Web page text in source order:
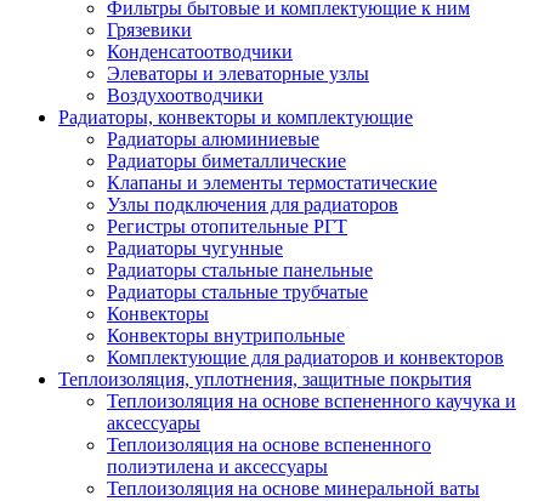
Фильтры бытовые и комплектующие к ним
Грязевики
Конденсатоотводчики
Элеваторы и элеваторные узлы
Воздухоотводчики
Радиаторы, конвекторы и комплектующие
Радиаторы алюминиевые
Радиаторы биметаллические
Клапаны и элементы термостатические
Узлы подключения для радиаторов
Регистры отопительные РГТ
Радиаторы чугунные
Радиаторы стальные панельные
Радиаторы стальные трубчатые
Конвекторы
Конвекторы внутрипольные
Комплектующие для радиаторов и конвекторов
Теплоизоляция, уплотнения, защитные покрытия
Теплоизоляция на основе вспененного каучука и
аксессуары
Теплоизоляция на основе вспененного
полиэтилена и аксессуары
Теплоизоляция на основе минеральной ваты